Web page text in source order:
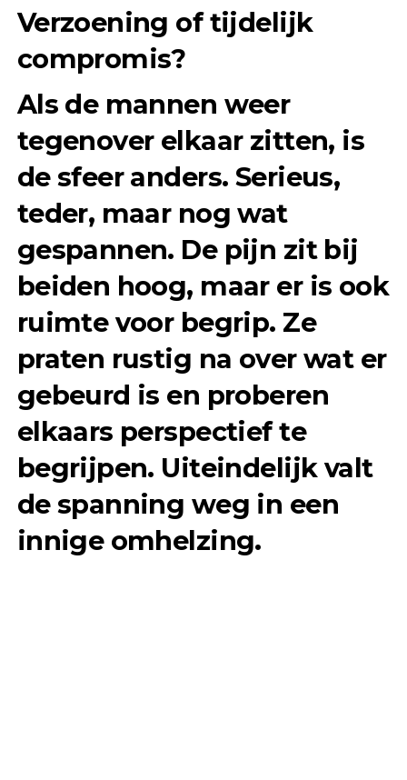
Verzoening of tijdelijk
compromis?
Als de mannen weer
tegenover elkaar zitten, is
de sfeer anders. Serieus,
teder, maar nog wat
gespannen. De pijn zit bij
beiden hoog, maar er is ook
ruimte voor begrip. Ze
praten rustig na over wat er
gebeurd is en proberen
elkaars perspectief te
begrijpen. Uiteindelijk valt
de spanning weg in een
innige omhelzing.